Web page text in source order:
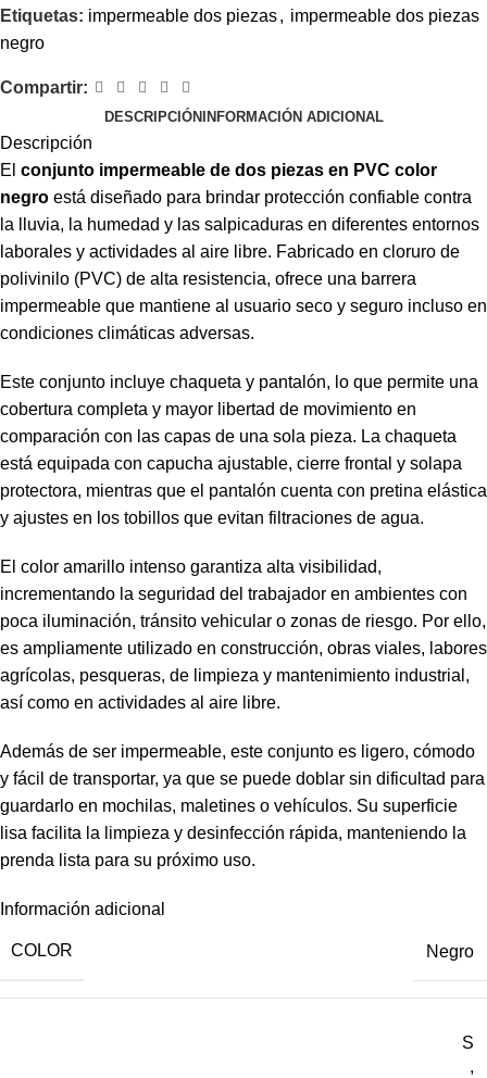
Etiquetas: impermeable dos piezas, impermeable dos piezas
negro
Compartir:
DESCRIPCIÓN INFORMACIÓN ADICIONAL
Descripción
El conjunto impermeable de dos piezas en PVC color
negro está diseñado para brindar protección confiable contra
la lluvia, la humedad y las salpicaduras en diferentes entornos
laborales y actividades al aire libre. Fabricado en cloruro de
polivinilo (PVC) de alta resistencia, ofrece una barrera
impermeable que mantiene al usuario seco y seguro incluso en
condiciones climáticas adversas.
Este conjunto incluye chaqueta y pantalón, lo que permite una
cobertura completa y mayor libertad de movimiento en
comparación con las capas de una sola pieza. La chaqueta
está equipada con capucha ajustable, cierre frontal y solapa
protectora, mientras que el pantalón cuenta con pretina elástica
y ajustes en los tobillos que evitan filtraciones de agua.
El color amarillo intenso garantiza alta visibilidad,
incrementando la seguridad del trabajador en ambientes con
poca iluminación, tránsito vehicular o zonas de riesgo. Por ello,
es ampliamente utilizado en construcción, obras viales, labores
agrícolas, pesqueras, de limpieza y mantenimiento industrial,
así como en actividades al aire libre.
Además de ser impermeable, este conjunto es ligero, cómodo
y fácil de transportar, ya que se puede doblar sin dificultad para
guardarlo en mochilas, maletines o vehículos. Su superficie
lisa facilita la limpieza y desinfección rápida, manteniendo la
prenda lista para su próximo uso.
Información adicional
COLOR Negro
S
,